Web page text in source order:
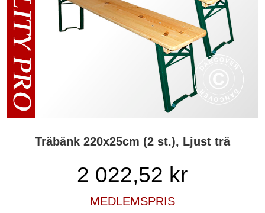
Träbänk 220x25cm (2 st.), Ljust trä
2 022,52 kr
MEDLEMSPRIS